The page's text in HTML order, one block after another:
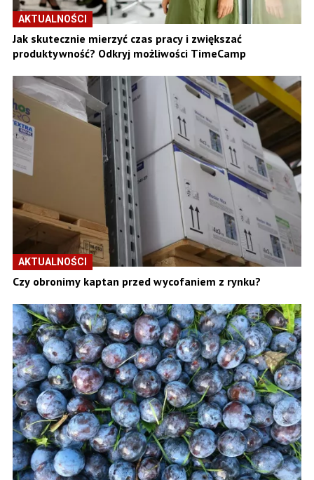
AKTUALNOŚCI
Jak skutecznie mierzyć czas pracy i zwiększać
produktywność? Odkryj możliwości TimeCamp
AKTUALNOŚCI
Czy obronimy kaptan przed wycofaniem z rynku?